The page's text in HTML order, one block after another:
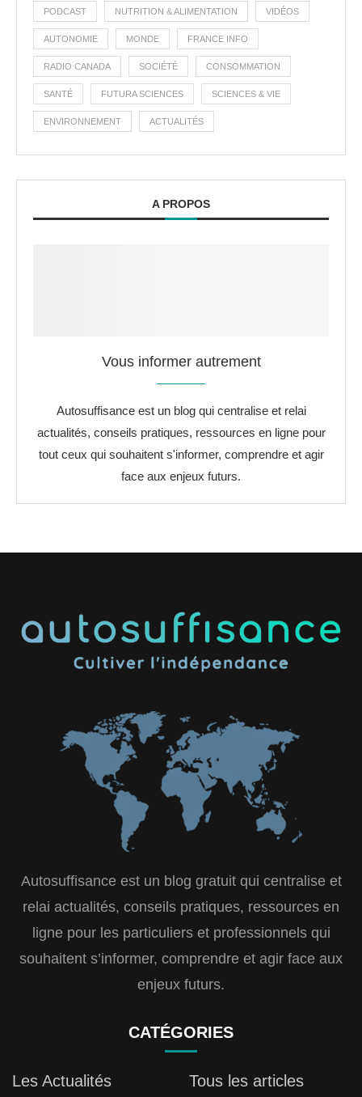
PODCAST NUTRITION & ALIMENTATION VIDÉOS
AUTONOMIE MONDE FRANCE INFO
RADIO CANADA SOCIÉTÉ CONSOMMATION
SANTÉ FUTURA SCIENCES SCIENCES & VIE
ENVIRONNEMENT ACTUALITÉS
A PROPOS
Vous informer autrement
Autosuffisance est un blog qui centralise et relai
actualités, conseils pratiques, ressources en ligne pour
tout ceux qui souhaitent s'informer, comprendre et agir
face aux enjeux futurs.
Autosuffisance est un blog gratuit qui centralise et
relai actualités, conseils pratiques, ressources en
ligne pour les particuliers et professionnels qui
souhaitent s’informer, comprendre et agir face aux
enjeux futurs.
CATÉGORIES
Les Actualités
Tous les articles